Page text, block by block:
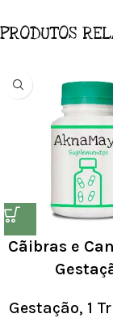
PRODUTOS
Cãibras e
Gestação, 1